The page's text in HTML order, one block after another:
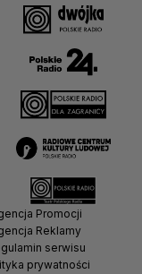
Promocji
Reklamy
serwisu
prywatności